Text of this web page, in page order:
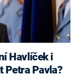
Petra Pavla?